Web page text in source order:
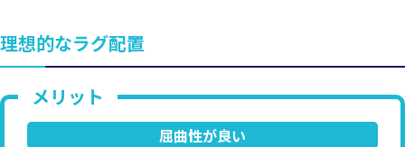
理想的なラグ配置
屈曲性が良い